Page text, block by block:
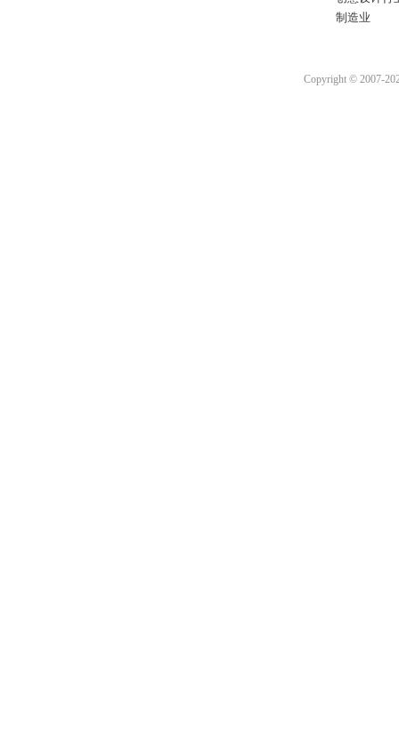
制造业
Copyright © 2007-